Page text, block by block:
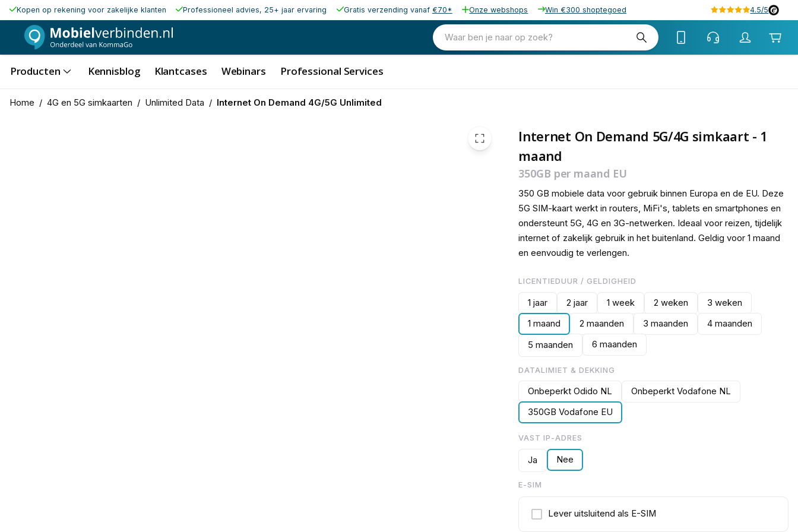
Kopen op rekening voor zakelijke klanten Professioneel advies, 25+ jaar ervaring Gratis verzending vanaf €70* Onze webshops Win €300 shoptegoed 4.5/5
Waar ben je naar op zoek?
Producten Kennisblog Klantcases Webinars Professional Services
Home / 4G en 5G simkaarten / Unlimited Data / Internet On Demand 4G/5G Unlimited
Internet On Demand 5G/4G simkaart - 1
maand
350GB per maand EU
350 GB mobiele data voor gebruik binnen Europa en de EU. Deze
5G SIM-kaart werkt in routers, MiFi's, tablets en smartphones en
ondersteunt 5G, 4G en 3G-netwerken. Ideaal voor reizen, tijdelijk
internet of zakelijk gebruik in het buitenland. Geldig voor 1 maand
en eenvoudig te verlengen.
LICENTIEDUUR / GELDIGHEID
1 jaar 2 jaar 1 week 2 weken
3 weken
1 maand
2 maanden 3 maanden
4 maanden
5 maanden
6 maanden
DATALIMIET & DEKKING
Onbeperkt Odido NL
Onbeperkt Vodafone NL
350GB Vodafone EU
VAST IP-ADRES
Ja Nee
E-SIM
Lever uitsluitend als E-SIM
€ 39,33